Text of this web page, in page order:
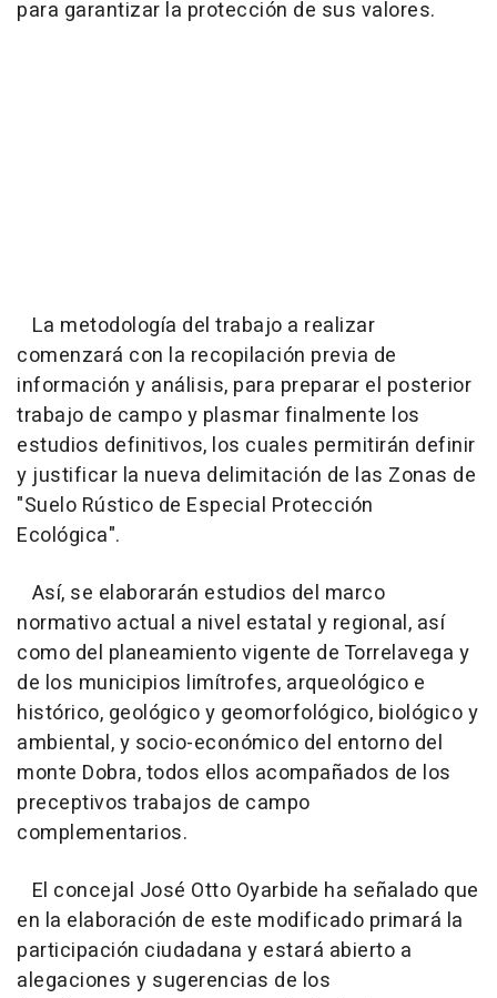
para garantizar la protección de sus valores.
La metodología del trabajo a realizar
comenzará con la recopilación previa de
información y análisis, para preparar el posterior
trabajo de campo y plasmar finalmente los
estudios definitivos, los cuales permitirán definir
y justificar la nueva delimitación de las Zonas de
"Suelo Rústico de Especial Protección
Ecológica".
Así, se elaborarán estudios del marco
normativo actual a nivel estatal y regional, así
como del planeamiento vigente de Torrelavega y
de los municipios limítrofes, arqueológico e
histórico, geológico y geomorfológico, biológico y
ambiental, y socio-económico del entorno del
monte Dobra, todos ellos acompañados de los
preceptivos trabajos de campo
complementarios.
El concejal José Otto Oyarbide ha señalado que
en la elaboración de este modificado primará la
participación ciudadana y estará abierto a
alegaciones y sugerencias de los